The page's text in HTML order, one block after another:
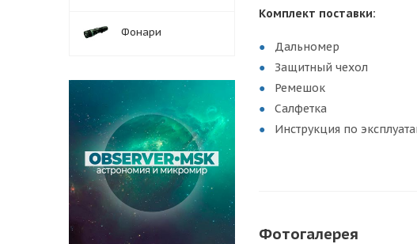
Комплект поставки:
Дальномер
Защитный чехол
Ремешок
Салфетка
Инструкция по
Фотогалерея
Фонари